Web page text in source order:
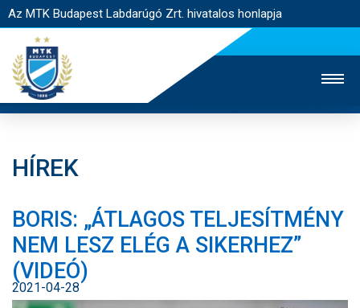
Az MTK Budapest Labdarúgó Zrt. hivatalos honlapja
JEGYÉRTÉKESÍTÉS
WEBSHOP
STADION
EGYESÜLET
KAPCSOLAT
NYITÓLAP
HÍREK
BORIS: „ÁTLAGOS TELJESÍTMÉNY
NEM LESZ ELÉG A SIKERHEZ”
(VIDEÓ)
2021-04-28